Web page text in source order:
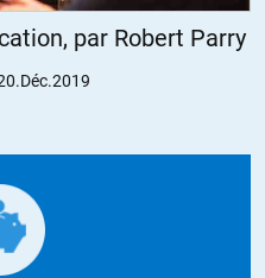
par Robert Parry